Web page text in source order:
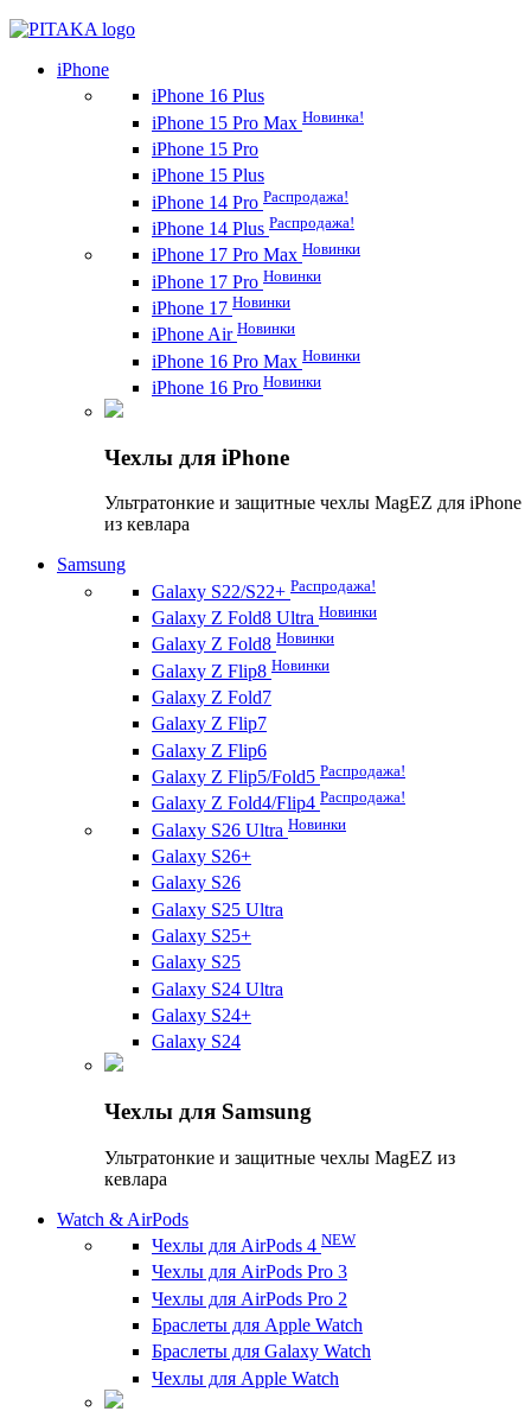
iPhone
iPhone 16 Plus
iPhone 15 Pro Max Новинка!
iPhone 15 Pro
iPhone 15 Plus
iPhone 14 Pro Распродажа!
iPhone 14 Plus Распродажа!
iPhone 17 Pro Max Новинки
iPhone 17 Pro Новинки
iPhone 17 Новинки
iPhone Air Новинки
iPhone 16 Pro Max Новинки
iPhone 16 Pro Новинки
Чехлы для iPhone
Ультратонкие и защитные чехлы MagEZ для iPhone
из кевлара
Samsung
Galaxy S22/S22+ Распродажа!
Galaxy Z Fold8 Ultra Новинки
Galaxy Z Fold8 Новинки
Galaxy Z Flip8 Новинки
Galaxy Z Fold7
Galaxy Z Flip7
Galaxy Z Flip6
Galaxy Z Flip5/Fold5 Распродажа!
Galaxy Z Fold4/Flip4 Распродажа!
Galaxy S26 Ultra Новинки
Galaxy S26+
Galaxy S26
Galaxy S25 Ultra
Galaxy S25+
Galaxy S25
Galaxy S24 Ultra
Galaxy S24+
Galaxy S24
Чехлы для Samsung
Ультратонкие и защитные чехлы MagEZ из
кевлара
Watch & AirPods
Чехлы для AirPods 4 NEW
Чехлы для AirPods Pro 3
Чехлы для AirPods Pro 2
Браслеты для Apple Watch
Браслеты для Galaxy Watch
Чехлы для Apple Watch